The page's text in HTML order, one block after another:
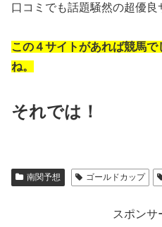
口コミでも話題騒然の超優良
この４サイトがあれば競馬
ね。
それでは！
南関予想 ゴールドカップ
スポンサ